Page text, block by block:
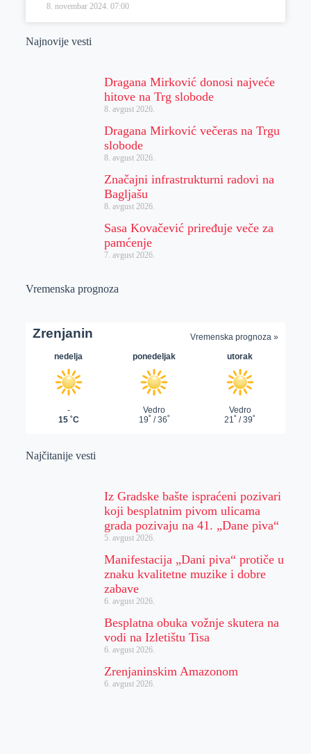
8. novembar 2024. 07:00
Najnovije vesti
Dragana Mirković donosi najveće
hitove na Trg slobode
8. avgust 2026.
Dragana Mirković večeras na Trgu
slobode
8. avgust 2026.
Značajni infrastrukturni radovi na
Bagljašu
8. avgust 2026.
Sasa Kovačević priređuje veče za
pamćenje
7. avgust 2026.
Vremenska prognoza
Najčitanije vesti
Iz Gradske bašte ispraćeni pozivari
koji besplatnim pivom ulicama
grada pozivaju na 41. „Dane piva“
5. avgust 2026.
Manifestacija „Dani piva“ protiče u
znaku kvalitetne muzike i dobre
zabave
6. avgust 2026.
Besplatna obuka vožnje skutera na
vodi na Izletištu Tisa
6. avgust 2026.
Zrenjaninskim Amazonom
6. avgust 2026.